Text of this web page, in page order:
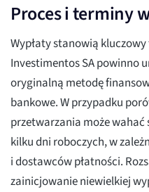
Proces i terminy
Wypłaty stanowią
Investimentos SA powinno
oryginalną metodę
bankowe. W przypadku
przetwarzania może wahać
kilku dni roboczych, w
i dostawców płatności.
zainicjowanie niewielkiej